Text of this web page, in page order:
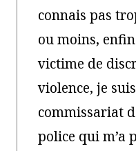
connais pas
ou moins,
victime de
violence, je
commissariat
police qui m’a